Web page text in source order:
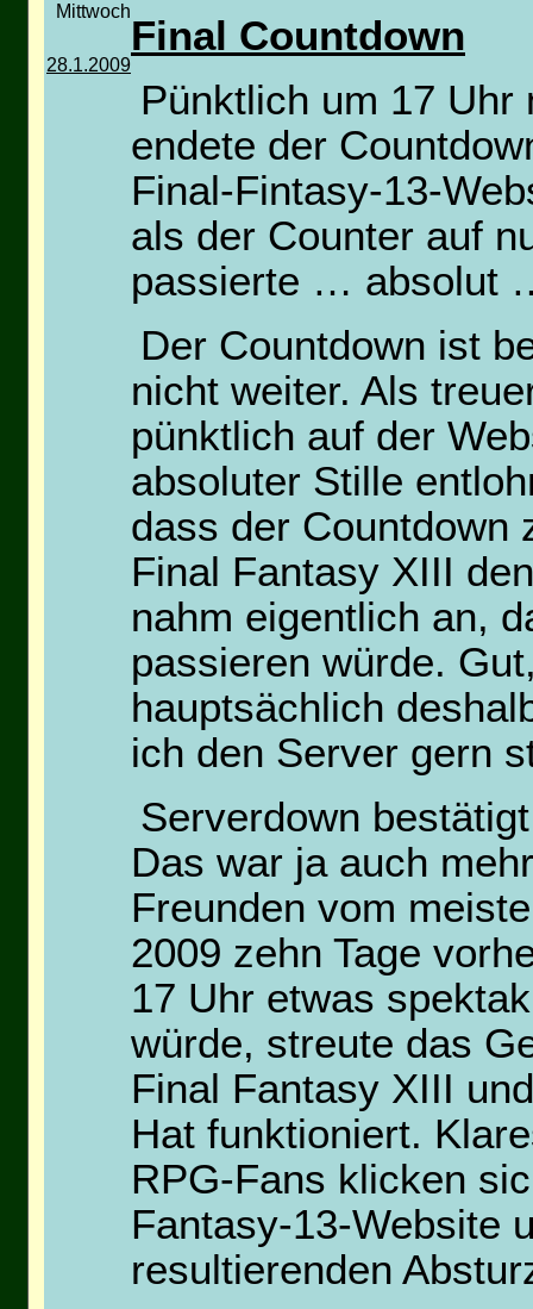
Mittwoch
28.1.2009
Final Countdown
Pünktlich um 17
endete der
Final-Fintasy-13-
als der Counter auf
passierte … absolut
Der Countdown ist
nicht weiter. Als
pünktlich auf der
absoluter Stille
dass der Countdown
Final Fantasy XIII
nahm eigentlich an,
passieren würde.
hauptsächlich
ich den Server gern
Serverdown bestätigt
Das war ja auch
Freunden vom
2009 zehn Tage
17 Uhr etwas
würde, streute das
Final Fantasy XIII
Hat funktioniert.
RPG-Fans klicken
Fantasy-13-Website
resultierenden